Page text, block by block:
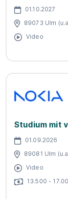
01.10.2027
89073 Ulm
Video
Studium mit
01.09.2026
89081 Ulm
Video
13.500 -